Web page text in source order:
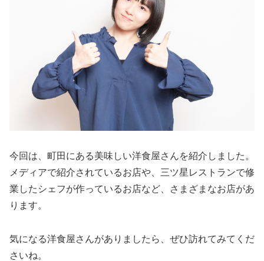
今回は、町田にある美味しい洋食屋さんを紹介しました。
メディアで紹介されているお店や、三ツ星レストランで修
業したシェフが作っているお店など、さまざまなお店があ
ります。
気になる洋食屋さんがありましたら、ぜひ訪れてみてくだ
さいね。